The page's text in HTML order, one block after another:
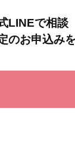
LINEで相談
のお申込み